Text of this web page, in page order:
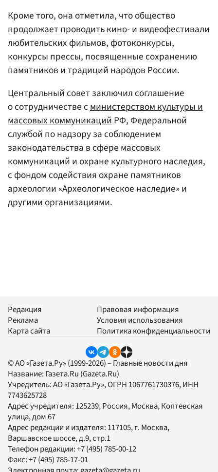
Кроме того, она отметила, что общество
продолжает проводить кино- и видеофестивали
любительских фильмов, фотоконкурсы,
конкурсы прессы, посвященные сохранению
памятников и традиций народов России.
Центральный совет заключил соглашение
о сотрудничестве сминистерством культуры и
массовых коммуникацийРФ, Федеральной
службой по надзору за соблюдением
законодательства в сфере массовых
коммуникаций и охране культурного наследия,
с фондом содействия охране памятников
археологии «Археологическое наследие» и
другими организациями.
Редакция
Реклама
Карта сайта
Правовая информация
Условия использования
Политика конфиденциальности
© АО «Газета.Ру» (1999-2026) – Главные новости дня
Название: Газета.Ru (Gazeta.Ru)
Учредитель:АО «Газета.Ру», ОГРН 1067761730376, ИНН
7743625728
Адрес учредителя: 125239, Россия, Москва, Коптевская
улица, дом 67
Адрес редакции и издателя: 117105, г. Москва,
Варшавское шоссе, д.9, стр.1
Телефон редакции:+7 (495) 785-00-12
Факс:+7 (495) 785-17-01